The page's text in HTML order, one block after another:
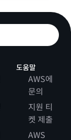
도움말
AWS에
문의
지원 티
켓 제출
AWS